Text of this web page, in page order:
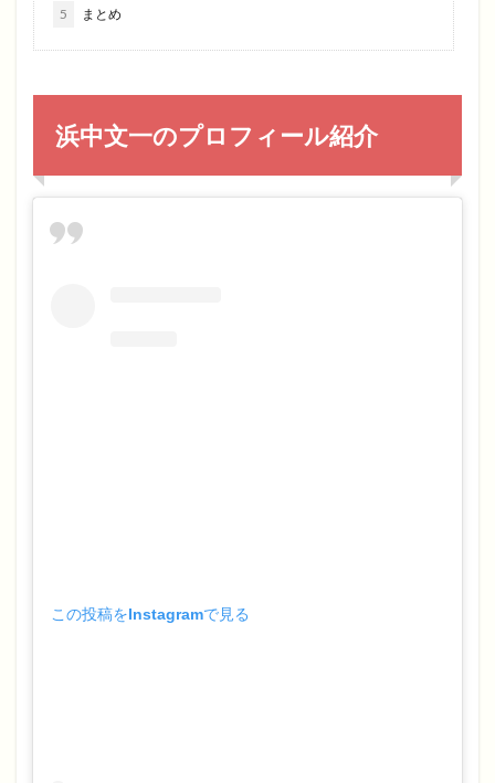
5 まとめ
浜中文一のプロフィール紹介
この投稿をInstagramで見る